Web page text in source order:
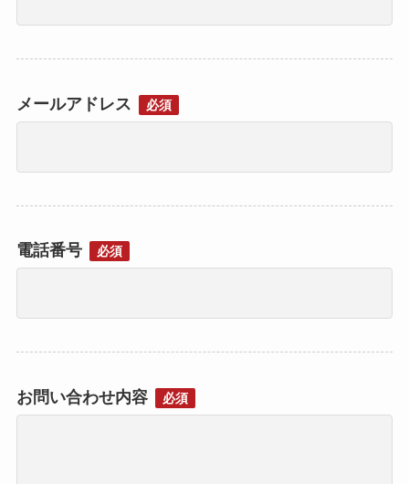
メールアドレス 必須
電話番号 必須
お問い合わせ内容 必須